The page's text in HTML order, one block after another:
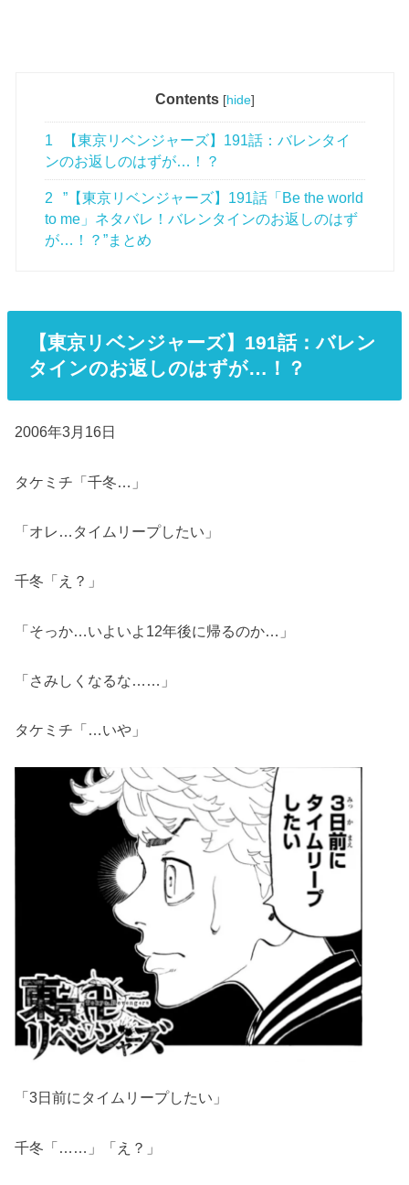
Contents [hide]
1
【東京リベンジャーズ】191話：バレンタイ
ンのお返しのはずが…！？
2
”【東京リベンジャーズ】191話「Be the world
to me」ネタバレ！バレンタインのお返しのはず
が…！？”まとめ
【東京リベンジャーズ】191話：バレン
タインのお返しのはずが…！？
2006年3月16日
タケミチ「千冬…」
「オレ…タイムリープしたい」
千冬「え？」
「そっか…いよいよ12年後に帰るのか…」
「さみしくなるな……」
タケミチ「…いや」
「3日前にタイムリープしたい」
千冬「……」「え？」